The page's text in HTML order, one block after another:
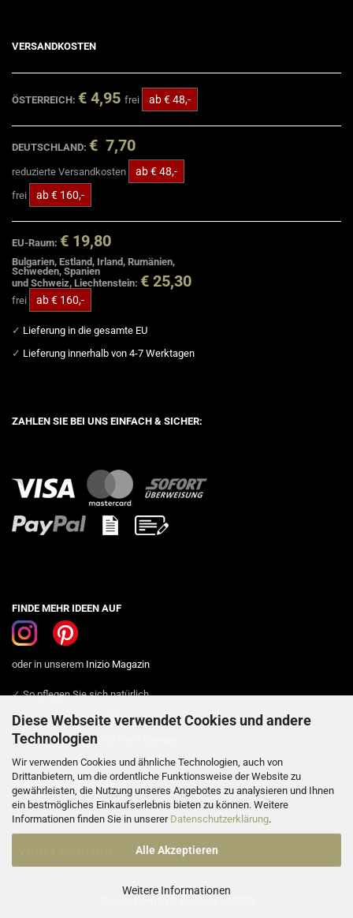
Diese Webseite verwendet Cookies und andere
Technologien
Wir verwenden Cookies und ähnliche Technologien, auch von
Drittanbietern, um die ordentliche Funktionsweise der Website zu
gewährleisten, die Nutzung unseres Angebotes zu analysieren und Ihnen
ein bestmögliches Einkaufserlebnis bieten zu können. Weitere
Informationen finden Sie in unserer Datenschutzerklärung.
Alle Akzeptieren
Weitere Informationen
VERSANDKOSTEN
ÖSTERREICH: € 4,95 frei ab € 48,-
DEUTSCHLAND: € 7,70
reduzierte Versandkosten ab € 48,-
frei ab € 160,-
EU-Raum: € 19,80
Bulgarien, Estland, Irland, Rumänien,
Schweden, Spanien
und Schweiz, Liechtenstein: € 25,30
frei ab € 160,-
✓ Lieferung in die gesamte EU
✓ Lieferung innerhalb von 4-7 Werktagen
ZAHLEN SIE BEI UNS EINFACH & SICHER:
FINDE MEHR IDEEN AUF
oder in unserem Inizio Magazin
✓ So pflegen Sie sich natürlich
✓ Gesund mit Hausmitteln
✓ Einfache Rezepte für mehr Energie
✓ Festliche Rezeptideen
✓ Deko- und Bastelideen